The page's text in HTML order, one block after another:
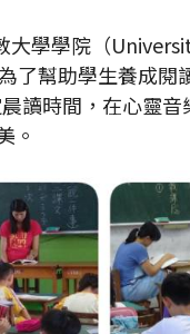
學學院（
了幫助學生養成閱
讀時間，在心靈
。